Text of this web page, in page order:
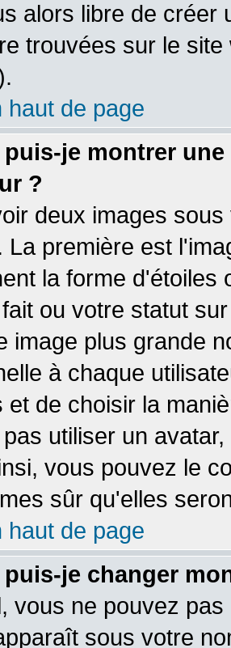
alors libre de créer
trouvées sur le
haut de page
je montrer
?
deux images
La première est
la forme d'étoiles
ou votre statut
image plus grande
à chaque
et de choisir la
utiliser un
vous pouvez le
sûr qu'elles
haut de page
je changer
vous ne pouvez
sous votre